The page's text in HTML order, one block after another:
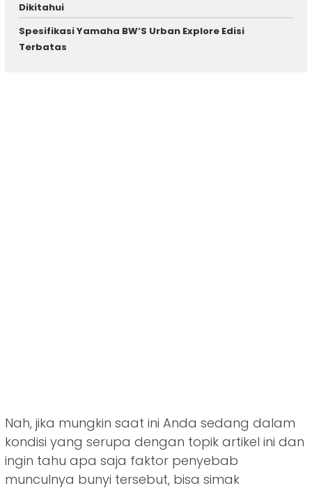
Dikitahui
Spesifikasi Yamaha BW’S Urban Explore Edisi
Terbatas
Nah, jika mungkin saat ini Anda sedang dalam
kondisi yang serupa dengan topik artikel ini dan
ingin tahu apa saja faktor penyebab
munculnya bunyi tersebut, bisa simak